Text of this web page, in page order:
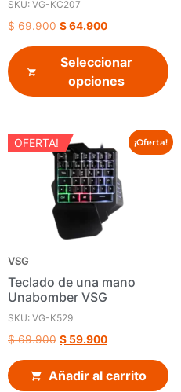
SKU: VG-KC207
$69.900 $64.900
Seleccionar
opciones
¡Oferta!
OFERTA!
VSG
Teclado de una mano
Unabomber VSG
SKU: VG-K529
$69.900 $ 59.900
Añadir al carrito